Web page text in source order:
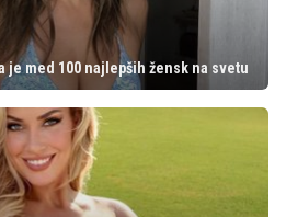
je med 100 najlepših žensk na svetu